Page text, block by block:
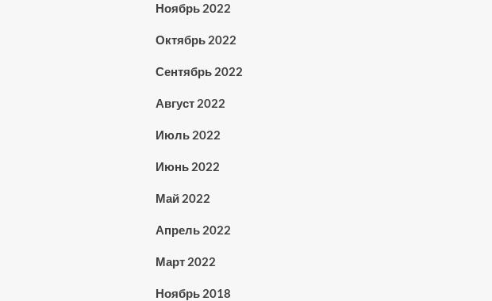
Ноябрь 2022
Октябрь 2022
Сентябрь 2022
Август 2022
Июль 2022
Июнь 2022
Май 2022
Апрель 2022
Март 2022
Ноябрь 2018